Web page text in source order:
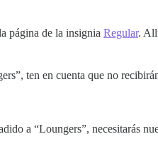
página de la insignia Regular.
ten en cuenta que no
a “Loungers”, necesitarás